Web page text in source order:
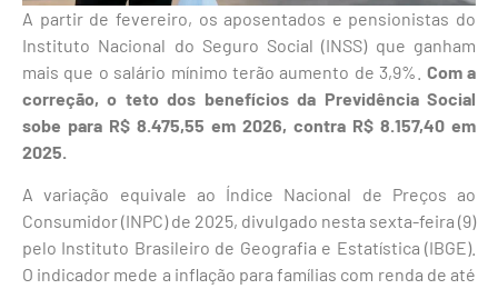
A partir de fevereiro, os aposentados e pensionistas do
Instituto Nacional do Seguro Social (INSS) que ganham
mais que o salário mínimo terão aumento de 3,9%. Com a
correção, o teto dos benefícios da Previdência Social
sobe para R$ 8.475,55 em 2026, contra R$ 8.157,40 em
2025.
A variação equivale ao Índice Nacional de Preços ao
Consumidor (INPC) de 2025, divulgado nesta sexta-feira (9)
pelo Instituto Brasileiro de Geografia e Estatística (IBGE).
O indicador mede a inflação para famílias com renda de até